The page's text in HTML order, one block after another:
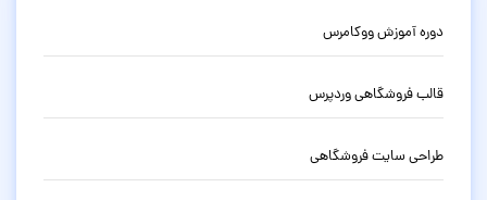
دوره آموزش ووکامرس
قالب فروشگاهی وردپرس
طراحی سایت فروشگاهی